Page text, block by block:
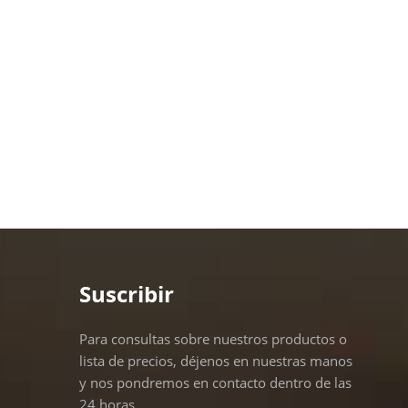
Suscribir
Para consultas sobre nuestros productos o
lista de precios, déjenos en nuestras manos
y nos pondremos en contacto dentro de las
24 horas.